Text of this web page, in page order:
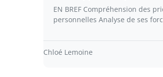
EN BREF Compréhension des
personnelles Analyse de ses
Chloé Lemoine